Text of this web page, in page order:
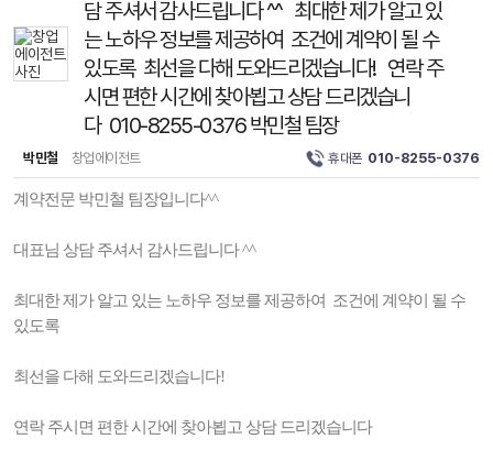
담 주셔서 감사드립니다 ^^ 최대한 제가 알고 있
는 노하우 정보를 제공하여 조건에 계약이 될 수
있도록 최선을 다해 도와드리겠습니다! 연락 주
시면 편한 시간에 찾아뵙고 상담 드리겠습니
다 010-8255-0376 박민철 팀장
박민철 창업에이전트 휴대폰 010-8255-0376
계약전문 박민철 팀장입니다^^
대표님 상담 주셔서 감사드립니다 ^^
최대한 제가 알고 있는 노하우 정보를 제공하여 조건에 계약이 될 수
있도록
최선을 다해 도와드리겠습니다!
연락 주시면 편한 시간에 찾아뵙고 상담 드리겠습니다